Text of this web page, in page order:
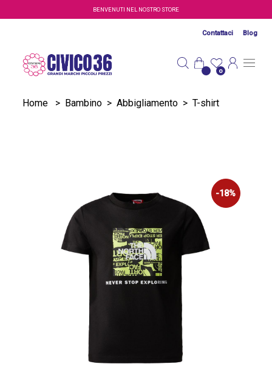
Salta al contenuto principaleBENVENUTI NEL NOSTRO STORE
Contattaci Blog
0
Home > Bambino > Abbigliamento > T-shirt
-18%